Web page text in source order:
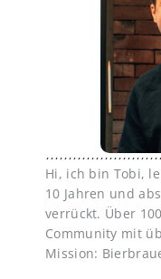
Hi, ich bin Tobi,
10 Jahren und
verrückt. Über
Community mit
Mission: